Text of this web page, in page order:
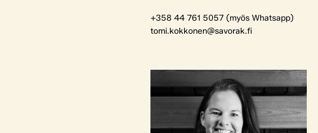
+358 44 761 5057 (myös Whatsapp)
tomi.kokkonen@savorak.fi